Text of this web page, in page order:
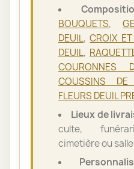
BOUQUETS,
DEUIL,CROIX
DEUIL,
COURONNES
COUSSINS DE
FLEURS DEUIL
Lieux de
culte,
cimetière ou